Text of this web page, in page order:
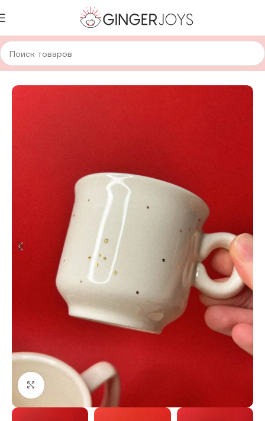
Главная Для дома и уюта Посуда Авторская керамика
Нажмите, чтобы увеличить изображение